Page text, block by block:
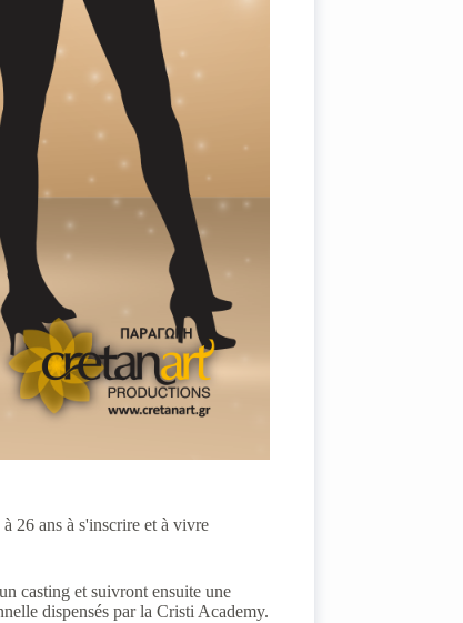
26 ans à s'inscrire et à vivre
casting et suivront ensuite une
dispensés par la Cristi Academy.